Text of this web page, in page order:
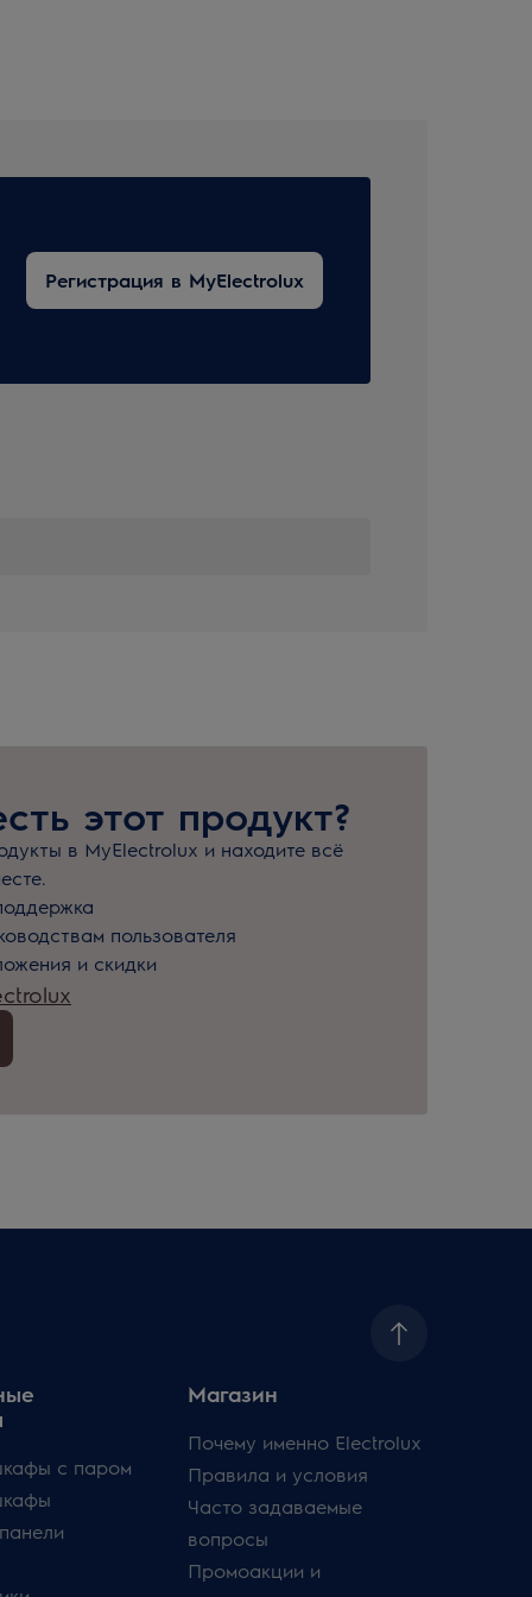
Регистрация в MyElectrolux
этот продукт?
в MyElectrolux и находите всё
пользователя
и скидки
с паром
Магазин
Почему именно Electrolux
Правила и условия
Часто задаваемые
вопросы
Промоакции и